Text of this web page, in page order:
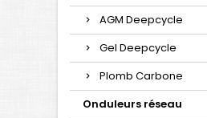
AGM Deepcycle
Gel Deepcycle
Plomb Carbone
Onduleurs réseau